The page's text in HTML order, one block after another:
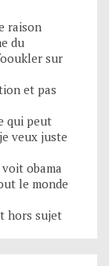
raison
du
sur
et pas
qui peut
veux juste
obama
le monde
hors sujet